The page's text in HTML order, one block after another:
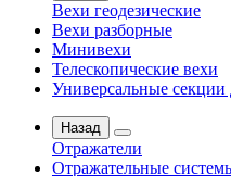
Вехи геодезические
Вехи разборные
Минивехи
Телескопические вехи
Универсальные секции
Назад
Отражатели
Отражательные